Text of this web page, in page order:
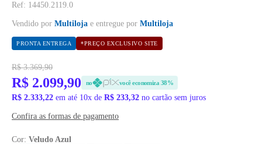
Ref: 14450.2119.0
Vendido por Multiloja e entregue por Multiloja
PRONTA ENTREGA *PREÇO EXCLUSIVO SITE
R$ 3.369,90
R$ 2.099,90 no você economiza 38%
R$ 2.333,22 em até 10x de R$ 233,32 no cartão sem juros
Confira as formas de pagamento
Cor: Veludo Azul